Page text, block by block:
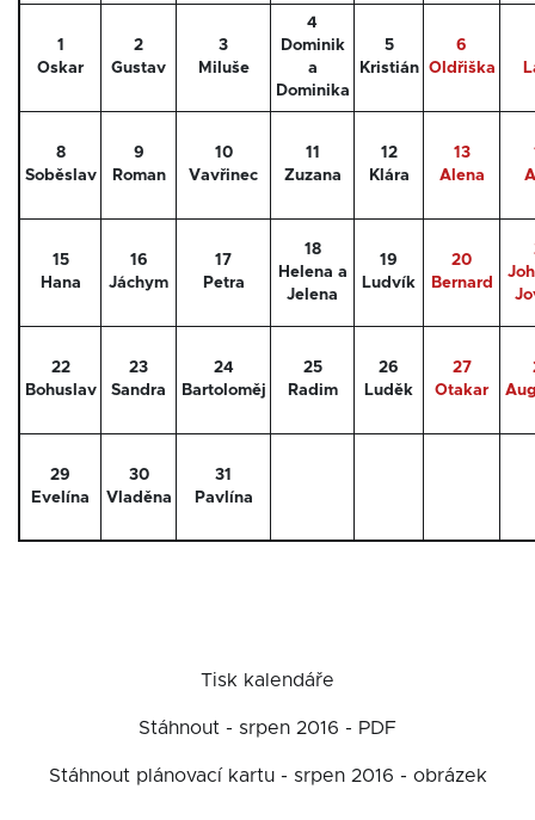
1
Oskar
2
Gustav
3
Miluše
4
Dominik
a
Dominika
5
Kristián
6
Oldřiška
8
Soběslav
9
Roman
10
Vavřinec
11
Zuzana
12
Klára
13
Alena
15
Hana
16
Jáchym
17
Petra
18
Helena a
Jelena
19
Ludvík
20
Bernard
22
Bohuslav
23
Sandra
24
Bartoloměj
25
Radim
26
Luděk
27
Otakar
29
Evelína
30
Vladěna
31
Pavlína
Tisk kalendáře
Stáhnout - srpen 2016 - PDF
Stáhnout plánovací kartu - srpen 2016 - obrázek